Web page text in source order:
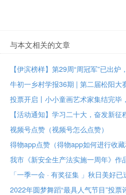
与本文相关的文章
【伊滨榜样】第29周“周冠军”已出炉
投票开启丨小小童画艺术家集结完毕
视频号点赞（视频号怎么点赞）
得物app点赞（得物app如何进行收藏
我市《新安全生产法实施一周年》作
「一季一会 · 有奖征集 」秋日美好已